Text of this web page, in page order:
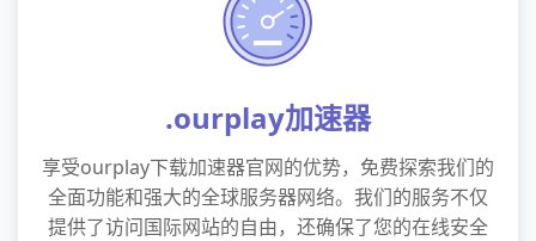
.ourplay加速器
享受ourplay下载加速器官网的优势，免费探索我们的
全面功能和强大的全球服务器网络。我们的服务不仅
提供了访问国际网站的自由，还确保了您的在线安全